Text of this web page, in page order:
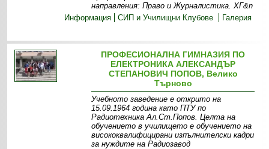
направления: Право и Журналистика. ХГ&n
Информация
СИП и Училищни Клубове Галерия
ПРОФЕСИОНАЛНА ГИМНАЗИЯ ПО
ЕЛЕКТРОНИКА АЛЕКСАНДЪР
СТЕПАНОВИЧ ПОПОВ, Велико
Търново
Учебното заведение е открито на
15.09.1964 година като ПТУ по
Радиотехника Ал.Ст.Попов. Целта на
обучението в училището е обучението на
висококвалифицирани изпълнителски кадри
за нуждите на Радиозавод